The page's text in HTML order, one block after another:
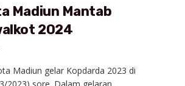
Madiun Mantab
2024
Madiun gelar Kopdarda 2023 di